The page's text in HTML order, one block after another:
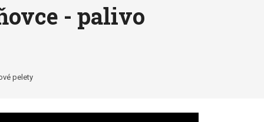
- palivo
pelety